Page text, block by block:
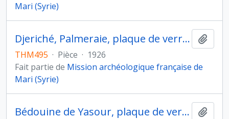
Mari (Syrie)
Djeriché, Palmeraie, plaque de verre 989
THM495 · Pièce · 1926
Fait partie de Mission archéologique française de
Mari (Syrie)
Bédouine de Yasour, plaque de verre 990